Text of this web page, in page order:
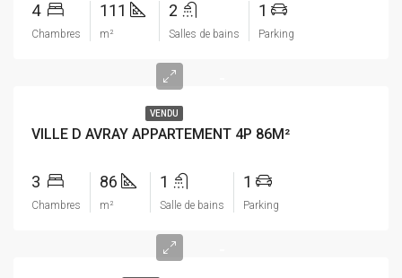
4
Chambres
111
m²
2
Salles de bains
1
Parking
VENDU
VILLE D AVRAY APPARTEMENT 4P 86M²
3
Chambres
86
m²
1
Salle de bains
1
Parking